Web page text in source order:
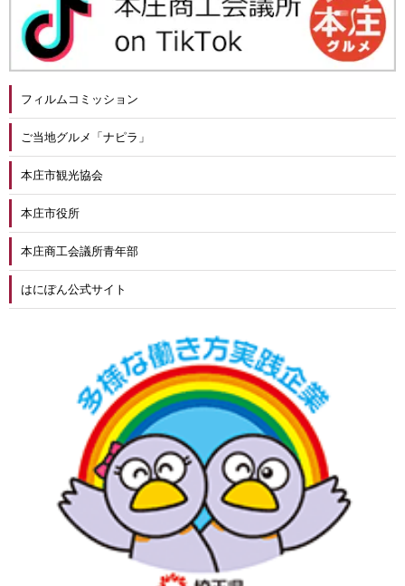
フィルムコミッション
ご当地グルメ「ナピラ」
本庄市観光協会
本庄市役所
本庄商工会議所青年部
はにぽん公式サイト